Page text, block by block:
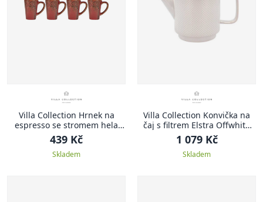
Villa Collection Hrnek na
espresso se stromem hela
amber 0,1l (set 4 ks)
439 Kč
Skladem
Villa Collection Konvička na
čaj s filtrem Elstra Offwhite
1,05l
1 079 Kč
Skladem